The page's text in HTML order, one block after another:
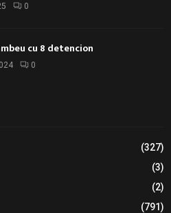
0
cu 8 detencion
0
(327)
(3)
(2)
(791)